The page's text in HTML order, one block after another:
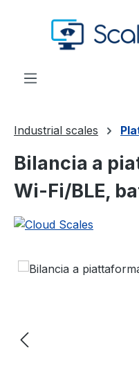
Passa al contenuto
Industrial scales
Bilancia a
Wi-Fi/BLE,